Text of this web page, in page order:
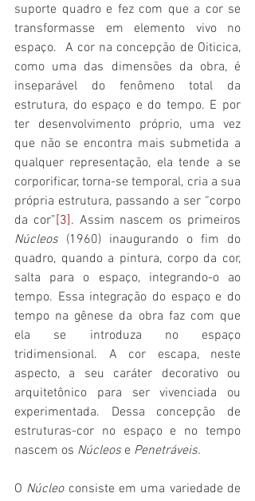
suporte quadro e fez com que a cor se
transformasse em elemento vivo no
espaço.  A cor na concepção de Oiticica,
como uma das dimensões da obra, é
inseparável do fenômeno total da
estrutura, do espaço e do tempo. E por
ter desenvolvimento próprio, uma vez
que não se encontra mais submetida a
qualquer representação, ela tende a se
corporificar, torna-se temporal, cria a sua
própria estrutura, passando a ser “corpo
da cor”[3]
Núcleos (1960) inaugurando o fim do
quadro, quando a pintura, corpo da cor,
salta para o espaço, integrando-o ao
tempo. Essa integração do espaço e do
tempo na gênese da obra faz com que
ela se introduza no espaço
tridimensional. A cor escapa, neste
aspecto, a seu caráter decorativo ou
arquitetônico para ser vivenciada ou
experimentada. Dessa concepção de
estruturas-cor no espaço e no tempo
nascem os Núcleos e Penetráveis.
O Núcleo consiste em uma variedade de